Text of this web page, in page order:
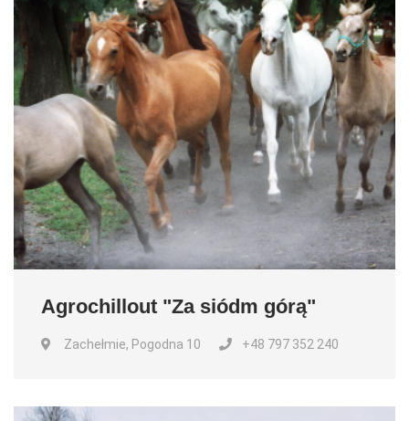
Agrochillout "Za siódm górą"
Zachełmie, Pogodna 10 +48 797 352 240